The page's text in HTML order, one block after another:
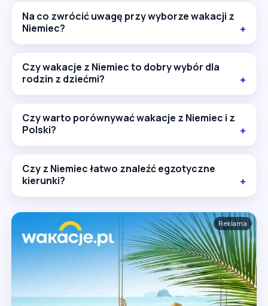
Na co zwrócić uwagę przy wyborze wakacji z
Niemiec?
Czy wakacje z Niemiec to dobry wybór dla
rodzin z dziećmi?
Czy warto porównywać wakacje z Niemiec i z
Polski?
Czy z Niemiec łatwo znaleźć egzotyczne
kierunki?
Reklama